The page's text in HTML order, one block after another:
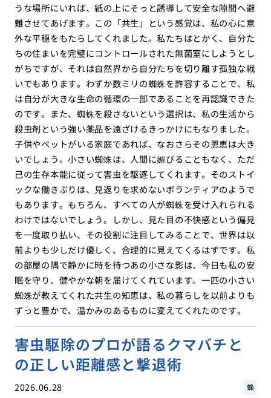
うな場所にいれば、紙の上にそっと誘導して安全な隙間へ避
難させてあげます。この「共生」という感覚は、私の心に意
外な平穏をもたらしてくれました。私たちはとかく、自分た
ちの住まいを完璧にコントロールされた無菌室にしようとし
がちですが、それは自然界から自分たちを切り離す孤独な戦
いでもあります。わずか数ミリの蜘蛛を許容することで、私
は自分が大きな生命の循環の一部であることを再認識できた
のです。また、蜘蛛を殺さないという選択は、私の生活から
殺虫剤という強い薬品を遠ざけるきっかけにもなりました。
子供やペットがいる家庭であれば、なおさらその恩恵は大き
いでしょう。小さい蜘蛛は、人間に媚びることもなく、ただ
己の生存本能に従って害虫を駆逐してくれます。そのストイ
ックな働きぶりは、見返りを求めないボランティアのようで
もあります。もちろん、すべての人が蜘蛛を受け入れられる
わけではないでしょう。しかし、見た目の不快感という偏見
を一度取り払い、その役割に注目してみることで、世界は以
前よりも少しだけ優しく、合理的に見えてくるはずです。私
の部屋の隅で静かに時を待つあの小さな影は、今日も私の安
眠を守り、健やかな朝を届けてくれています。一匹の小さい
蜘蛛が教えてくれた共生の知恵は、私の暮らしを以前よりも
ずっと豊かで、温かみのあるものに変えてくれたのです。
害虫駆除のプロが語るクマバチと
の正しい距離感と撃退術
2026.06.28 蜂